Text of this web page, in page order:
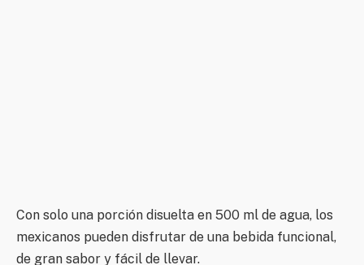
Con solo una porción disuelta en 500 ml de agua, los
mexicanos pueden disfrutar de una bebida funcional,
de gran sabor y fácil de llevar.